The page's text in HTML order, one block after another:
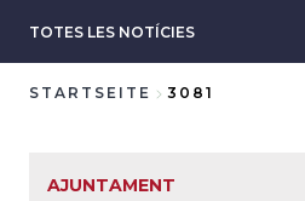
TOTES LES NOTÍCIES
STARTSEITE 3081
AJUNTAMENT